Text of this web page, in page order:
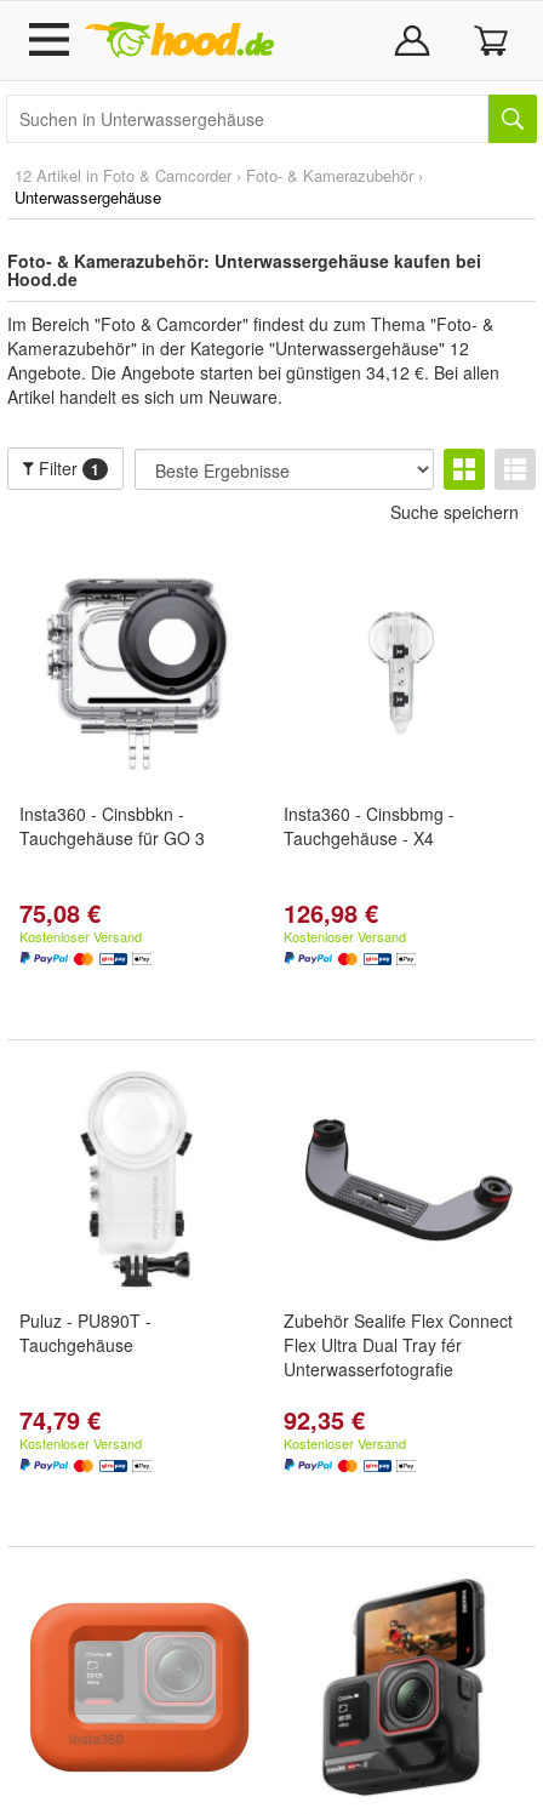
12 Artikel in Foto & Camcorder › Foto- & Kamerazubehör ›
Unterwassergehäuse
Foto- & Kamerazubehör: Unterwassergehäuse kaufen bei
Hood.de
Im Bereich "Foto & Camcorder" findest du zum Thema "Foto- &
Kamerazubehör" in der Kategorie "Unterwassergehäuse" 12
Angebote. Die Angebote starten bei günstigen 34,12 €. Bei allen
Artikel handelt es sich um Neuware.
Filter 1
Suche speichern
Insta360 - Cinsbbkn -
Tauchgehäuse für GO 3
75,08 €
Kostenloser Versand
Insta360 - Cinsbbmg -
Tauchgehäuse - X4
126,98 €
Kostenloser Versand
Puluz - PU890T -
Tauchgehäuse
74,79 €
Kostenloser Versand
Zubehör Sealife Flex Connect
Flex Ultra Dual Tray fér
Unterwasserfotografie
92,35 €
Kostenloser Versand